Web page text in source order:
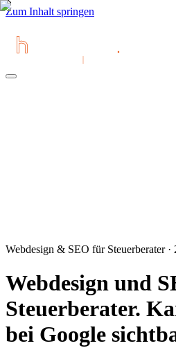
Zum Inhalt springen
Webdesign & SEO für Steuerberater ·
Webdesign und
Steuerberater.
bei Google